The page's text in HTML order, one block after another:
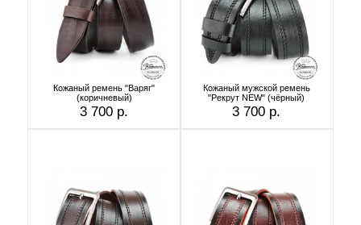
Кожаный ремень "Варяг"
(коричневый)
3 700 р.
Кожаный мужской ремень
"Рекрут NEW" (чёрный)
3 700 р.